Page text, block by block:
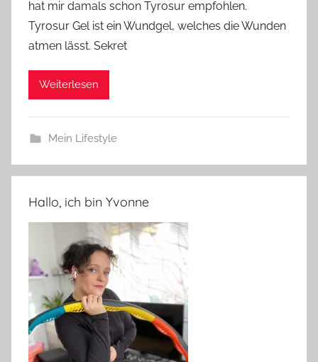
hat mir damals schon Tyrosur empfohlen.
Tyrosur Gel ist ein Wundgel, welches die Wunden
atmen lässt. Sekret
Weiterlesen
Mein Lifestyle
Hallo, ich bin Yvonne